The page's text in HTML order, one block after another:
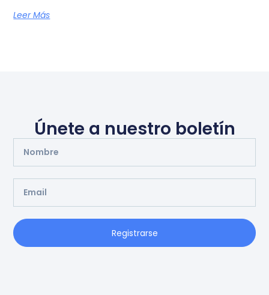
Leer Más
Únete a nuestro boletín
Registrarse